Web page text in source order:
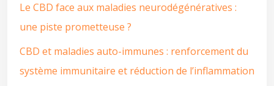
Le CBD face aux maladies neurodégénératives :
une piste prometteuse ?
CBD et maladies auto-immunes : renforcement du
système immunitaire et réduction de l’inflammation